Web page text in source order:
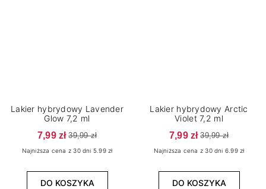
Lakier hybrydowy Lavender
Glow 7,2 ml
7,99 zł 39,99 zł
Najniższa cena z 30 dni 5.99 zł
DO KOSZYKA
Lakier hybrydowy Arctic
Violet 7,2 ml
7,99 zł 39,99 zł
Najniższa cena z 30 dni 6.99 zł
DO KOSZYKA